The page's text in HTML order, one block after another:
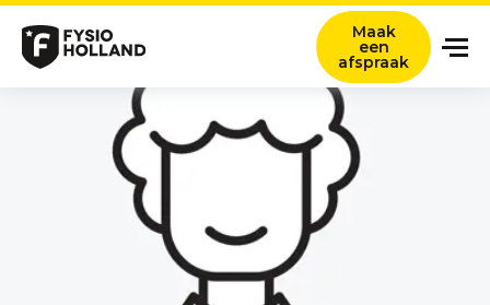
Onze zorg
Locaties
Nieuws en ervaringsverhalen
Maak
een
afspraak